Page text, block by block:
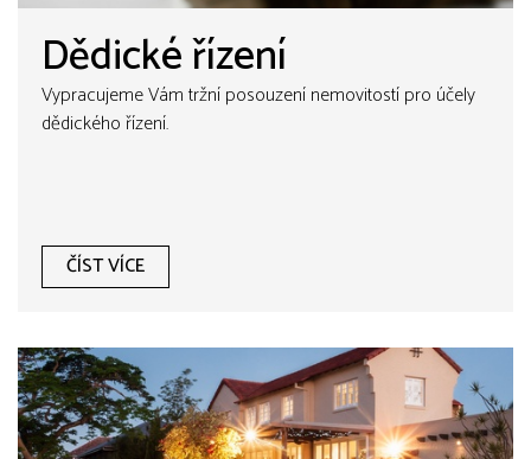
Dědické řízení
Vypracujeme Vám tržní posouzení nemovitostí pro účely
dědického řízení.
ČÍST VÍCE